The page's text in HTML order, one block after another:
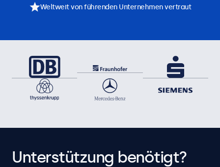
Weltweit von führenden Unternehmen vertraut
Unterstützung benötigt?